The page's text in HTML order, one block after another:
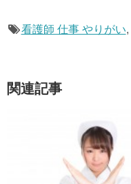
看護師 仕事 やりがい,
関連記事